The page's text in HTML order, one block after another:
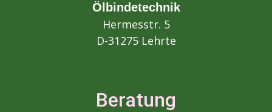
Ölbindetechnik
Hermesstr. 5
D-31275 Lehrte
Beratung